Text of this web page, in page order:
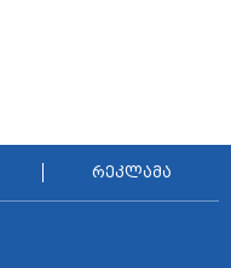
რეკლამა